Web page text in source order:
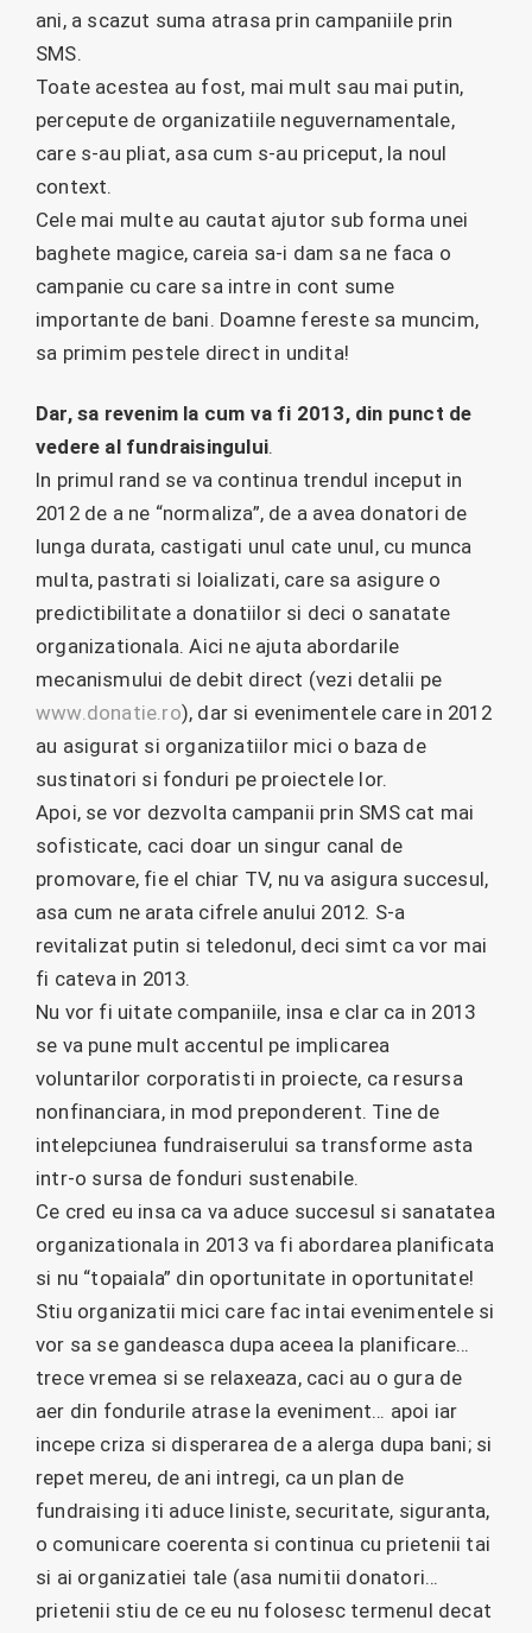
ani, a scazut suma atrasa prin campaniile prin
SMS.
Toate acestea au fost, mai mult sau mai putin,
percepute de organizatiile neguvernamentale,
care s-au pliat, asa cum s-au priceput, la noul
context.
Cele mai multe au cautat ajutor sub forma unei
baghete magice, careia sa-i dam sa ne faca o
campanie cu care sa intre in cont sume
importante de bani. Doamne fereste sa muncim,
sa primim pestele direct in undita!
Dar, sa revenim la cum va fi 2013, din punct de
vedere al fundraisingului.
In primul rand se va continua trendul inceput in
2012 de a ne “normaliza”, de a avea donatori de
lunga durata, castigati unul cate unul, cu munca
multa, pastrati si loializati, care sa asigure o
predictibilitate a donatiilor si deci o sanatate
organizationala. Aici ne ajuta abordarile
mecanismului de debit direct (vezi detalii pe
www.donatie.ro), dar si evenimentele care in 2012
au asigurat si organizatiilor mici o baza de
sustinatori si fonduri pe proiectele lor.
Apoi, se vor dezvolta campanii prin SMS cat mai
sofisticate, caci doar un singur canal de
promovare, fie el chiar TV, nu va asigura succesul,
asa cum ne arata cifrele anului 2012. S-a
revitalizat putin si teledonul, deci simt ca vor mai
fi cateva in 2013.
Nu vor fi uitate companiile, insa e clar ca in 2013
se va pune mult accentul pe implicarea
voluntarilor corporatisti in proiecte, ca resursa
nonfinanciara, in mod preponderent. Tine de
intelepciunea fundraiserului sa transforme asta
intr-o sursa de fonduri sustenabile.
Ce cred eu insa ca va aduce succesul si sanatatea
organizationala in 2013 va fi abordarea planificata
si nu “topaiala” din oportunitate in oportunitate!
Stiu organizatii mici care fac intai evenimentele si
vor sa se gandeasca dupa aceea la planificare…
trece vremea si se relaxeaza, caci au o gura de
aer din fondurile atrase la eveniment… apoi iar
incepe criza si disperarea de a alerga dupa bani; si
repet mereu, de ani intregi, ca un plan de
fundraising iti aduce liniste, securitate, siguranta,
o comunicare coerenta si continua cu prietenii tai
si ai organizatiei tale (asa numitii donatori…
prietenii stiu de ce eu nu folosesc termenul decat